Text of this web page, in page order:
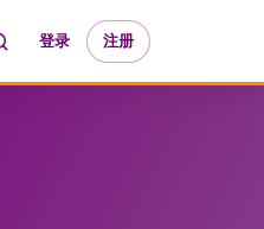
登录 注册